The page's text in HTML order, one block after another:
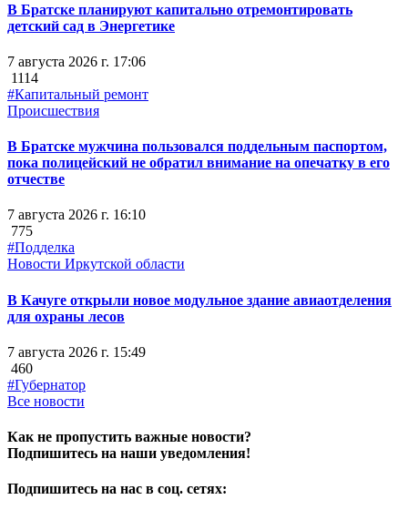
В Братске планируют капитально отремонтировать
детский сад в Энергетике
7 августа 2026 г. 17:06
1114
#Капитальный ремонт
Происшествия
В Братске мужчина пользовался поддельным паспортом,
пока полицейский не обратил внимание на опечатку в его
отчестве
7 августа 2026 г. 16:10
775
#Подделка
Новости Иркутской области
В Качуге открыли новое модульное здание авиаотделения
для охраны лесов
7 августа 2026 г. 15:49
460
#Губернатор
Все новости
Как не пропустить важные новости?
Подпишитесь на наши уведомления!
Подпишитесь на нас в соц. сетях: